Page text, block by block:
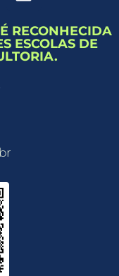
RECONHECIDA
ESCOLAS DE